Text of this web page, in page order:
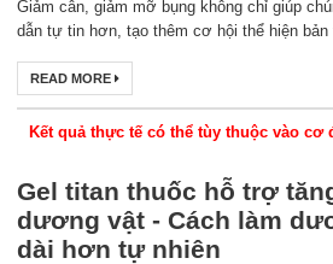
Giảm cân, giảm mỡ bụng không chỉ giúp
dẫn tự tin hơn, tạo thêm cơ hội thể hiện bản
READ MORE
Kết quả thực tế có thể tùy thuộc vào cơ
Gel titan thuốc hỗ trợ
dương vật - Cách làm
dài hơn tự nhiên